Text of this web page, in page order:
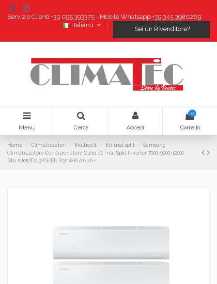
Servizio Clienti +39 095 393375 - Mobile Whatsapp +39 345 3980269
Italiano
Sei un Rivenditore?
Menu Cerca Accedi
0
Carrello
Home Climatizzatori Multisplit Kit trial split
Samsung
Climatizzatore Condizionatore Cebu S2 Trial Split Inverter 7000+9000+12000
Btu AJ052TXJ3KG/EU R32 Wifi A++/A+